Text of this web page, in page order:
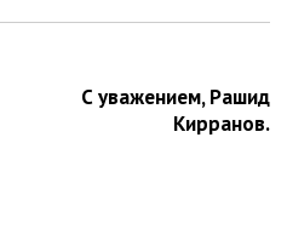
С уважением, Рашид
Кирранов.